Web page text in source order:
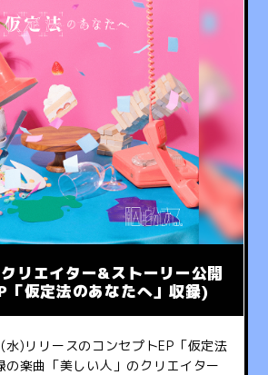
リエイター&ストーリー公開
「仮定法のあなたへ」収録)
)リリースのコンセプトEP「仮定法
の楽曲「美しい人」のクリエイター